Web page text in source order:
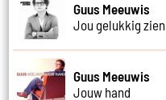
Guus Meeuwis
Jou gelukkig zien
Guus Meeuwis
Jouw hand